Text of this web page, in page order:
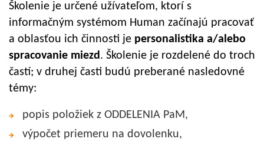
Školenie je určené užívateľom, ktorí s
informačným systémom Human začínajú pracovať
a oblasťou ich činnosti je personalistika a/alebo
spracovanie miezd. Školenie je rozdelené do troch
častí; v druhej časti budú preberané nasledovné
témy:
popis položiek z ODDELENIA PaM,
výpočet priemeru na dovolenku,